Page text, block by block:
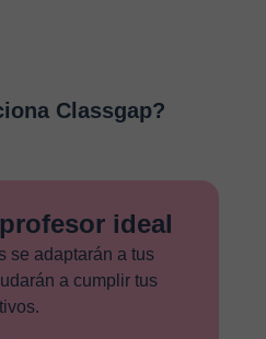
Classgap?
ideal
se adaptarán a tus
a cumplir tus